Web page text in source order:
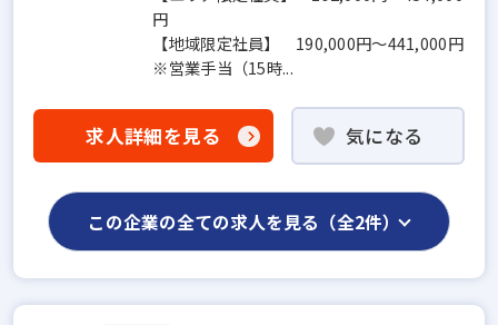
円
【地域限定社員】 190,000円～441,000円
※営業手当（15時...
求人詳細を見る 気になる
この企業の全ての求人を見る（全2件）